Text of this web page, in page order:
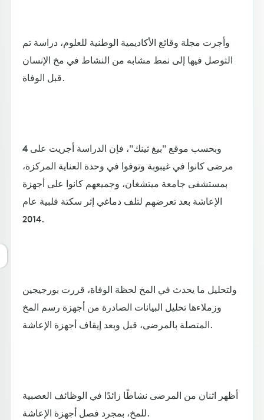
وأجرت مجلة وقائع الأكاديمية الوطنية للعلوم، دراسة تم
التوصل فيها إلى نمط مشابه من النشاط في مخ الإنسان
قبل الوفاة.
وبحسب موقع "بيغ ثينك"، فإن الدراسة أجريت على 4
مرضى كانوا في غيبوبة وتوفوا في وحدة العناية المركزة،
بمستشفى جامعة ميتشغان، وجميعهم كانوا على أجهزة
الإعاشة بعد تعرضهم لتلف دماغي إثر سكتة قلبية عام
2014.
ولتحليل ما يحدث في المخ لحظة الوفاة، قررت بورجيجين
وزملاءها تحليل البيانات الصادرة من أجهزة رسم المخ
المتصلة بالمرضى، قبل وبعد إيقاف أجهزة الإعاشة.
أظهر اثنان من المرضى نشاطًا زائدًا في الوظائف العصبية
للمخ، بمجرد فصل أجهزة الإعاشة.